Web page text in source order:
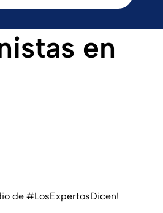
en
de #LosExpertosDicen!